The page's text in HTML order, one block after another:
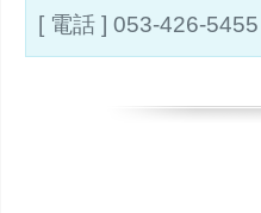
[ 電話 ] 053-426-